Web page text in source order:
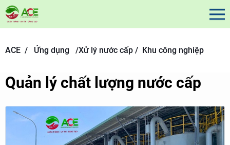
ACE / Ứng dụng /Xử lý nước cấp / Khu công nghiệp
Quản lý chất lượng nước cấp